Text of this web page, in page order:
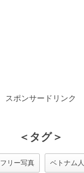
スポンサードリンク
＜タグ＞
フリー写真 ベトナム人